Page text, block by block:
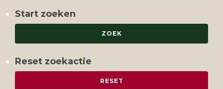
Start zoeken
Reset zoekactie